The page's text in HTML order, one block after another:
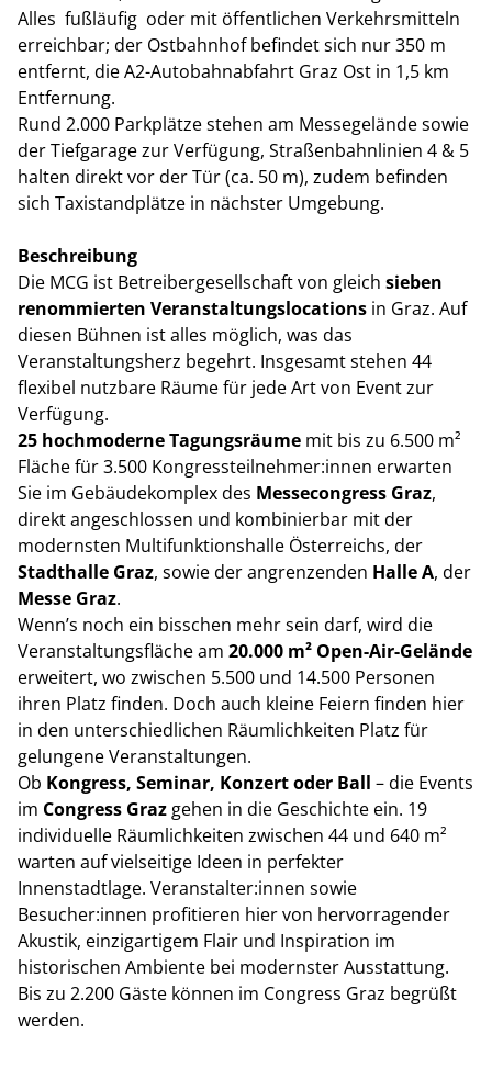
Alles fußläufig oder mit öffentlichen Verkehrsmitteln
erreichbar; der Ostbahnhof befindet sich nur 350 m
entfernt, die A2-Autobahnabfahrt Graz Ost in 1,5 km
Entfernung.
Rund 2.000 Parkplätze stehen am Messegelände sowie
der Tiefgarage zur Verfügung, Straßenbahnlinien 4 & 5
halten direkt vor der Tür (ca. 50 m), zudem befinden
sich Taxistandplätze in nächster Umgebung.
Beschreibung
Die MCG ist Betreibergesellschaft von gleich sieben
renommierten Veranstaltungslocations in Graz. Auf
diesen Bühnen ist alles möglich, was das
Veranstaltungsherz begehrt. Insgesamt stehen 44
flexibel nutzbare Räume für jede Art von Event zur
Verfügung.
25 hochmoderne Tagungsräume mit bis zu 6.500 m²
Fläche für 3.500 Kongressteilnehmer:innen erwarten
Sie im Gebäudekomplex des Messecongress Graz,
direkt angeschlossen und kombinierbar mit der
modernsten Multifunktionshalle Österreichs, der
Stadthalle Graz, sowie der angrenzenden Halle A, der
Messe Graz.
Wenn’s noch ein bisschen mehr sein darf, wird die
Veranstaltungsfläche am 20.000 m² Open-Air-Gelände
erweitert, wo zwischen 5.500 und 14.500 Personen
ihren Platz finden. Doch auch kleine Feiern finden hier
in den unterschiedlichen Räumlichkeiten Platz für
gelungene Veranstaltungen.
Ob Kongress, Seminar, Konzert oder Ball – die Events
im Congress Graz gehen in die Geschichte ein. 19
individuelle Räumlichkeiten zwischen 44 und 640 m²
warten auf vielseitige Ideen in perfekter
Innenstadtlage. Veranstalter:innen sowie
Besucher:innen profitieren hier von hervorragender
Akustik, einzigartigem Flair und Inspiration im
historischen Ambiente bei modernster Ausstattung.
Bis zu 2.200 Gäste können im Congress Graz begrüßt
werden.